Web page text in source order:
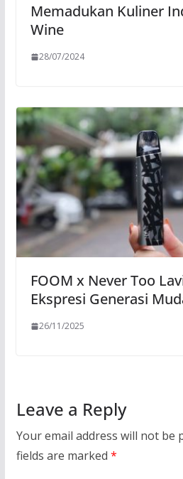
Memadukan Kuliner
Wine
28/07/2024
FOOM x Never Too
Ekspresi Generasi
26/11/2025
Leave a Reply
Your email address will not be
fields are marked *